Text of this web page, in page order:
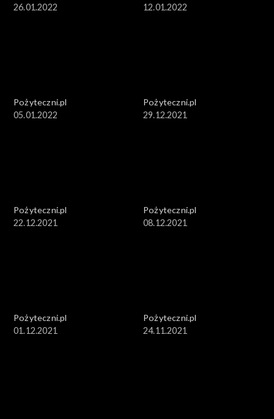
26.01.2022
12.01.2022
Pożyteczni.pl
05.01.2022
Pożyteczni.pl
29.12.2021
Pożyteczni.pl
22.12.2021
Pożyteczni.pl
08.12.2021
Pożyteczni.pl
01.12.2021
Pożyteczni.pl
24.11.2021